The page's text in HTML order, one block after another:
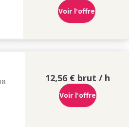
Voir l'offre
12,56 € brut / h
Voir l'offre